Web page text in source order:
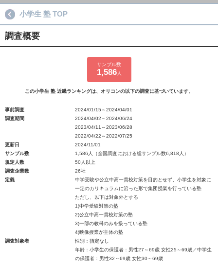
小学生 塾 TOP
調査概要
サンプル数
1,586人
この小学生 塾 近畿ランキングは、オリコンの以下の調査に基づいています。
事前調査
2024/01/15～2024/04/01
調査期間
2024/04/02～2024/06/24
2023/04/11～2023/06/28
2022/04/22～2022/07/25
更新日
2024/11/01
サンプル数
1,586人（全国調査における総サンプル数6,818人）
規定人数
50人以上
調査企業数
26社
定義
中学受験や公立中高一貫校対策を目的とせず、小学生を対象に
一定のカリキュラムに沿った形で集団授業を行っている塾
ただし、以下は対象外とする
1)中学受験対策の塾
2)公立中高一貫校対策の塾
3)一部の教科のみを扱っている塾
4)映像授業が主体の塾
調査対象者
性別：指定なし
年齢：小学生の保護者：男性27～69歳 女性25～69歳／中学生
の保護者：男性32～69歳 女性30～69歳